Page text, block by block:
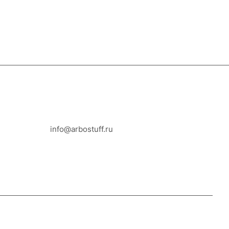
info@arbostuff.ru